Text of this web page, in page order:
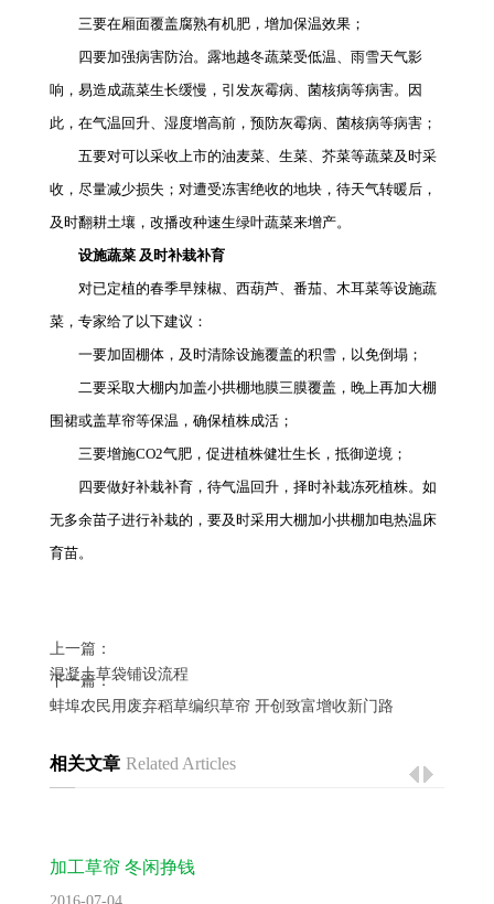
三要在厢面覆盖腐熟有机肥，增加保温效果；
四要加强病害防治。露地越冬蔬菜受低温、雨雪天气影
响，易造成蔬菜生长缓慢，引发灰霉病、菌核病等病害。因
此，在气温回升、湿度增高前，预防灰霉病、菌核病等病害；
五要对可以采收上市的油麦菜、生菜、芥菜等蔬菜及时采
收，尽量减少损失；对遭受冻害绝收的地块，待天气转暖后，
及时翻耕土壤，改播改种速生绿叶蔬菜来增产。
设施蔬菜 及时补栽补育
对已定植的春季早辣椒、西葫芦、番茄、木耳菜等设施蔬
菜，专家给了以下建议：
一要加固棚体，及时清除设施覆盖的积雪，以免倒塌；
二要采取大棚内加盖小拱棚地膜三膜覆盖，晚上再加大棚
围裙或盖草帘等保温，确保植株成活；
三要增施CO2气肥，促进植株健壮生长，抵御逆境；
四要做好补栽补育，待气温回升，择时补栽冻死植株。如
无多余苗子进行补栽的，要及时采用大棚加小拱棚加电热温床
育苗。
上一篇：
混凝土草袋铺设流程
下一篇：
蚌埠农民用废弃稻草编织草帘 开创致富增收新门路
相关文章 Related Articles
加工草帘 冬闲挣钱